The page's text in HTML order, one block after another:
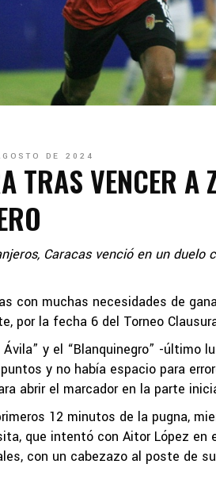
DE 2024
TRAS VENCER A
Caracas venció en un duelo
con muchas necesidades de
por la fecha 6 del Torneo
y el “Blanquinegro” -último
y no había espacio para
abrir el marcador en la parte
12 minutos de la pugna,
que intentó con Aitor López en
con un cabezazo al poste de